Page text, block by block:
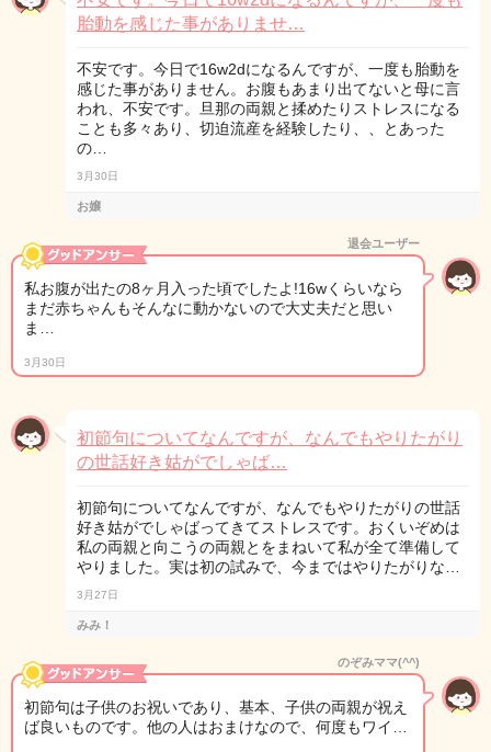
胎動を感じた事がありませ…
不安です。今日で16w2dになるんですが、一度も胎動を
感じた事がありません。お腹もあまり出てないと母に言
われ、不安です。旦那の両親と揉めたりストレスになる
ことも多々あり、切迫流産を経験したり、、とあった
の…
3月30日
お嬢
退会ユーザー
私お腹が出たの8ヶ月入った頃でしたよ!16wくらいなら
まだ赤ちゃんもそんなに動かないので大丈夫だと思い
ま…
3月30日
初節句についてなんですが、なんでもやりたがり
の世話好き姑がでしゃば…
初節句についてなんですが、なんでもやりたがりの世話
好き姑がでしゃばってきてストレスです。おくいぞめは
私の両親と向こうの両親とをまねいて私が全て準備して
やりました。実は初の試みで、今まではやりたがりな…
3月27日
みみ！
のぞみママ(^^)
初節句は子供のお祝いであり、基本、子供の両親が祝え
ば良いものです。他の人はおまけなので、何度もワイ…